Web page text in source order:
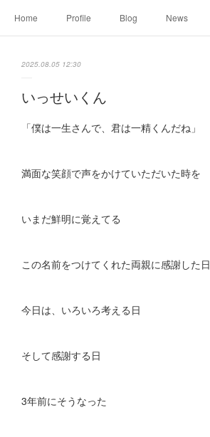
Home Profile Blog News
2025.08.05 12:30
いっせいくん
「僕は一生さんで、君は一精くんだね」
満面な笑顔で声をかけていただいた時を
いまだ鮮明に覚えてる
この名前をつけてくれた両親に感謝した日
今日は、いろいろ考える日
そして感謝する日
3年前にそうなった